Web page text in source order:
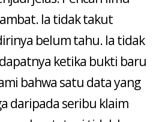
Ia tidak takut
belum tahu. Ia tidak
ketika bukti baru
bahwa satu data yang
daripada seribu klaim